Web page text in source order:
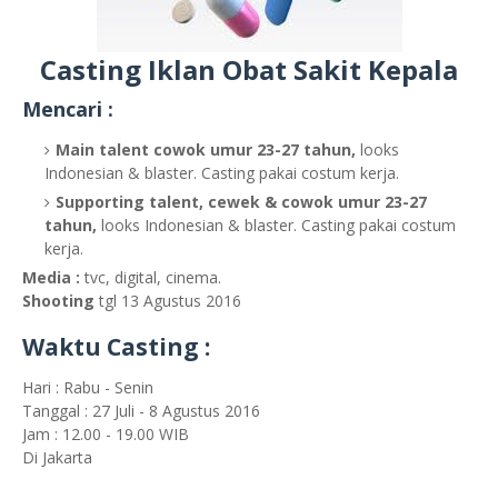
Casting Iklan Obat Sakit Kepala
Mencari :
Main talent cowok umur 23-27 tahun, looks
Indonesian & blaster. Casting pakai costum kerja.
Supporting talent, cewek & cowok umur 23-27
tahun, looks Indonesian & blaster. Casting pakai costum
kerja.
Media : tvc, digital, cinema.
Shooting tgl 13 Agustus 2016
Waktu Casting :
Hari : Rabu - Senin
Tanggal : 27 Juli - 8 Agustus 2016
Jam : 12.00 - 19.00 WIB
Di Jakarta